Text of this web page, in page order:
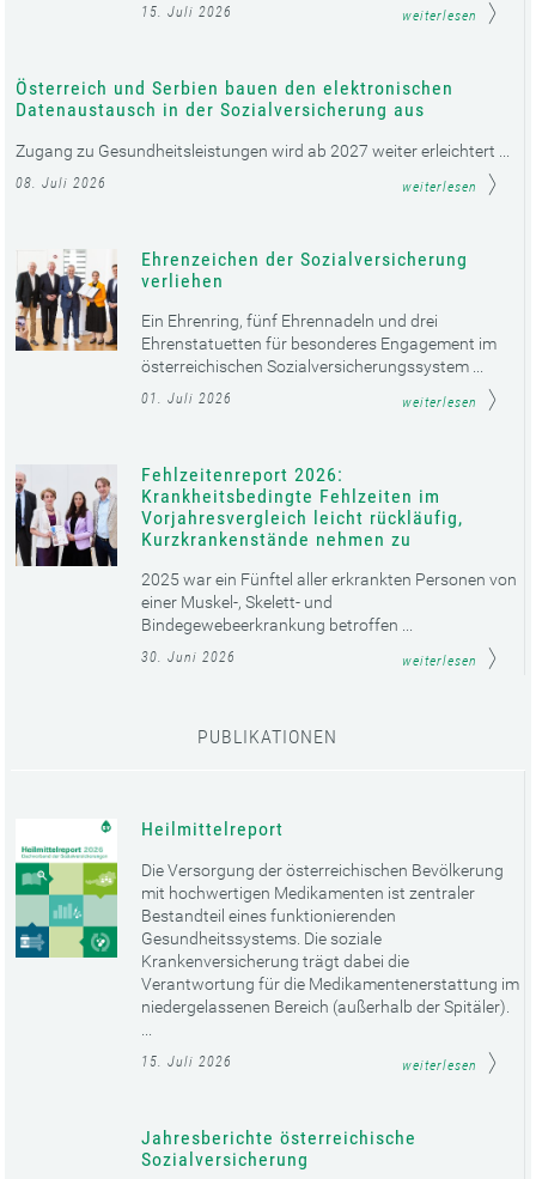
15. Juli 2026 weiterlesen
Österreich und Serbien bauen den elektronischen
Datenaustausch in der Sozialversicherung aus
Zugang zu Gesundheitsleistungen wird ab 2027 weiter erleichtert ...
08. Juli 2026 weiterlesen
Ehrenzeichen der Sozialversicherung
verliehen
Ein Ehrenring, fünf Ehrennadeln und drei
Ehrenstatuetten für besonderes Engagement im
österreichischen Sozialversicherungssystem ...
01. Juli 2026 weiterlesen
Fehlzeitenreport 2026:
Krankheitsbedingte Fehlzeiten im
Vorjahresvergleich leicht rückläufig,
Kurzkrankenstände nehmen zu
2025 war ein Fünftel aller erkrankten Personen von
einer Muskel-, Skelett- und
Bindegewebeerkrankung betroffen ...
30. Juni 2026 weiterlesen
PUBLIKATIONEN
Heilmittelreport
Die Versorgung der österreichischen Bevölkerung
mit hochwertigen Medikamenten ist zentraler
Bestandteil eines funktionierenden
Gesundheitssystems. Die soziale
Krankenversicherung trägt dabei die
Verantwortung für die Medikamentenerstattung im
niedergelassenen Bereich (außerhalb der Spitäler).
15. Juli 2026 weiterlesen
Jahresberichte österreichische
Sozialversicherung